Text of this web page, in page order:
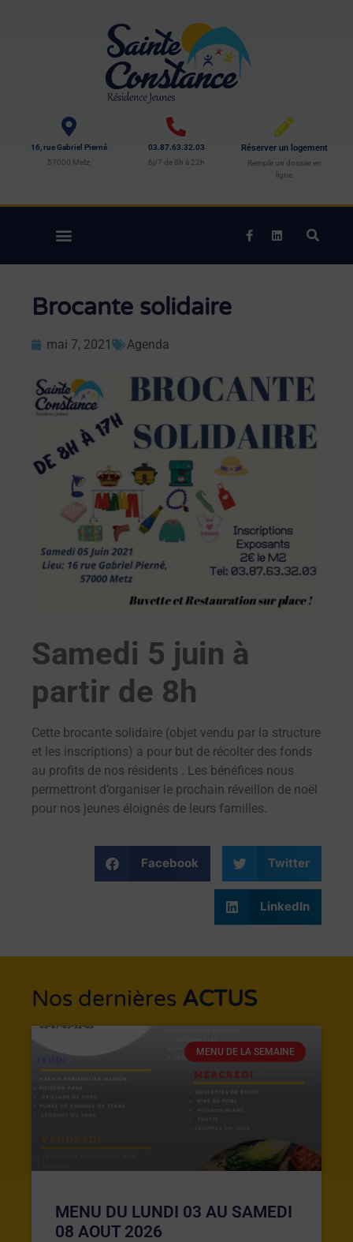
16, rue Gabriel Pierné
57000 Metz
03.87.63.32.03
6j/7 de 8h à 22h
Réserver un logement
Remplir un dossier en
ligne
Brocante solidaire
mai 7, 2021 Agenda
Samedi 5 juin à
partir de 8h
Cette brocante solidaire (objet vendu par la structure
et les inscriptions) a pour but de récolter des fonds
au profits de nos résidents . Les bénéfices nous
permettront d’organiser le prochain réveillon de noël
pour nos jeunes éloignés de leurs familles.
Facebook Twitter
LinkedIn
Nos dernières ACTUS
MENU DE LA SEMAINE
MENU DU LUNDI 03 AU SAMEDI
08 AOUT 2026